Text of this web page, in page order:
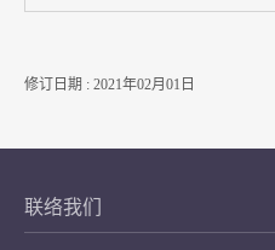
修订日期 : 2021年02月01日
联络我们